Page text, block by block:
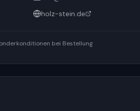
holz-stein.de
bei Bestellung